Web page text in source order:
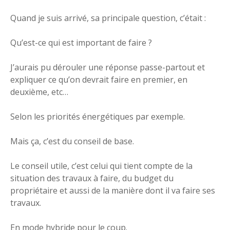
Quand je suis arrivé, sa principale question, c’était :
Qu’est-ce qui est important de faire ?
J’aurais pu dérouler une réponse passe-partout et
expliquer ce qu’on devrait faire en premier, en
deuxième, etc…
Selon les priorités énergétiques par exemple.
Mais ça, c’est du conseil de base.
Le conseil utile, c’est celui qui tient compte de la
situation des travaux à faire, du budget du
propriétaire et aussi de la manière dont il va faire ses
travaux.
En mode hybride pour le coup.